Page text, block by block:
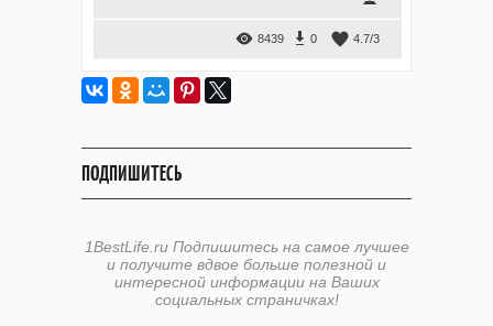
8439 0 4.7/3
ПОДПИШИТЕСЬ
1BestLife.ru Подпишитесь на самое лучшее
и получите вдвое больше полезной и
интересной информации на Ваших
социальных страничках!